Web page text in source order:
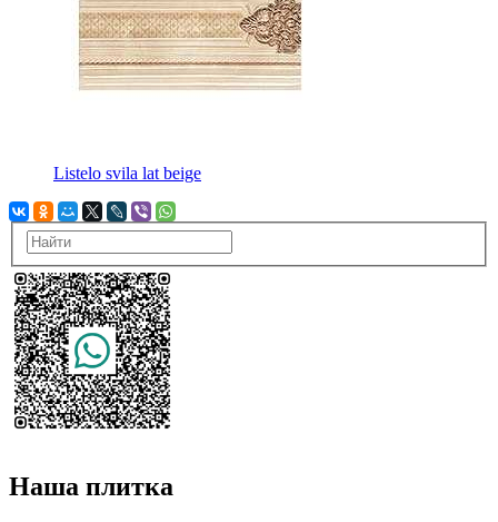
Listelo svila lat beige
Наша плитка